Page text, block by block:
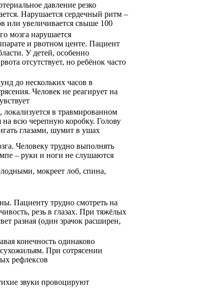
давление резко
Нарушается сердечный ритм –
или увеличивается свыше 100
мозга нарушается
и рвотном центе. Пациент
У детей, особенно
отсутствует, но ребёнок часто
до нескольких часов в
Человек не реагирует на
в травмированном
на всю черепную коробку. Голову
глазами, шумит в ушах
Человеку трудно выполнять
– руки и ноги не слушаются
мокреет лоб, спина,
Пациенту трудно смотреть на
резь в глазах. При тяжёлых
разная (один зрачок расширен,
конечность одинаково
При сотрясении
рефлексов
звуки провоцируют